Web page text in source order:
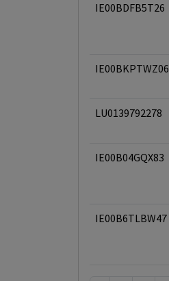
IE00BDFB5T26
IE00BKPTWZ06
LU0139792278
IE00B04GQX83
IE00B6TLBW47